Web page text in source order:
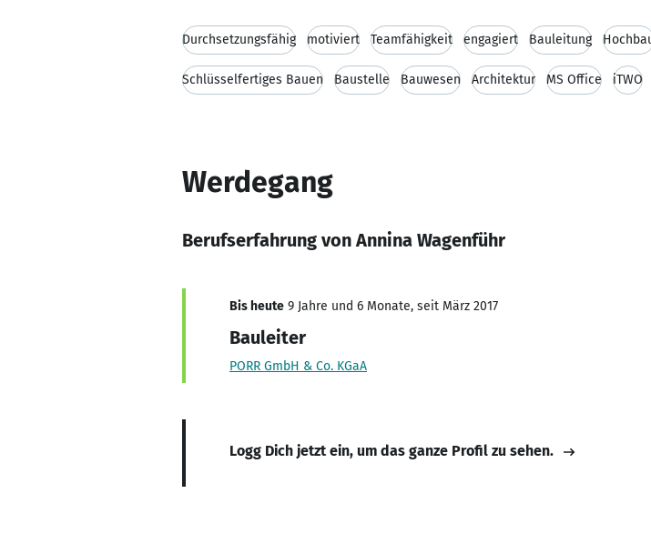
Durchsetzungsfähig motiviert Teamfähigkeit engagiert Bauleitung
Schlüsselfertiges Bauen Baustelle Bauwesen Architektur MS Office iTWO
Werdegang
Berufserfahrung von Annina Wagenführ
Bis heute 9 Jahre und 6 Monate, seit März 2017
Bauleiter
PORR GmbH & Co. KGaA
Logg Dich jetzt ein, um das ganze Profil zu sehen.